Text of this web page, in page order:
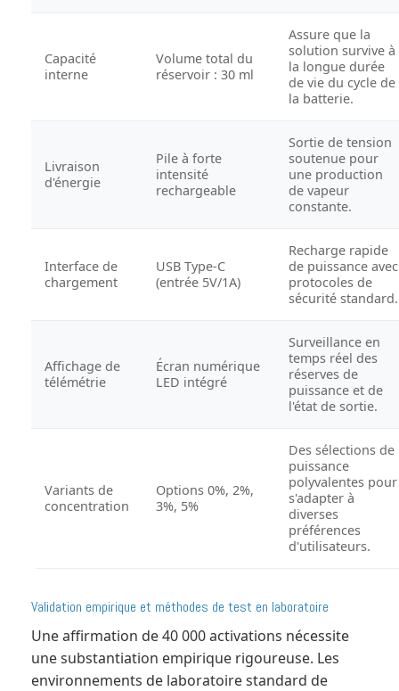
Capacité
interne
Volume total du
réservoir : 30 ml
Assure que la
solution survive à
la longue durée
de vie du cycle de
la batterie.
Livraison
d'énergie
Pile à forte
intensité
rechargeable
Sortie de tension
soutenue pour
une production
de vapeur
constante.
Interface de
chargement
USB Type-C
(entrée 5V/1A)
Recharge rapide
de puissance avec
protocoles de
sécurité standard.
Affichage de
télémétrie
Écran numérique
LED intégré
Surveillance en
temps réel des
réserves de
puissance et de
l'état de sortie.
Variants de
concentration
Options 0%, 2%,
3%, 5%
Des sélections de
puissance
polyvalentes pour
s'adapter à
diverses
préférences
d'utilisateurs.
Validation empirique et méthodes de test en laboratoire
Une affirmation de 40 000 activations nécessite
une substantiation empirique rigoureuse. Les
environnements de laboratoire standard de